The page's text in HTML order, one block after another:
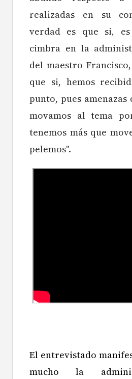
realizadas en su
verdad es que si,
cimbra en la
del maestro
que si, hemos
punto, pues
movamos al tema
tenemos más que
pelemos".
El entrevistado
mucho la